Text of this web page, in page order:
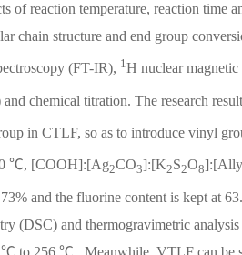
of reaction temperature, reaction time
chain structure and end group
(FT-IR), 1H nuclear magnetic
chemical titration. The research
in CTLF, so as to introduce vinyl
℃, [COOH]:[Ag2CO3]:[K2S2O8
and the fluorine content is kept at
(DSC) and thermogravimetric
to 256 ℃ . Meanwhile, VTLF can be